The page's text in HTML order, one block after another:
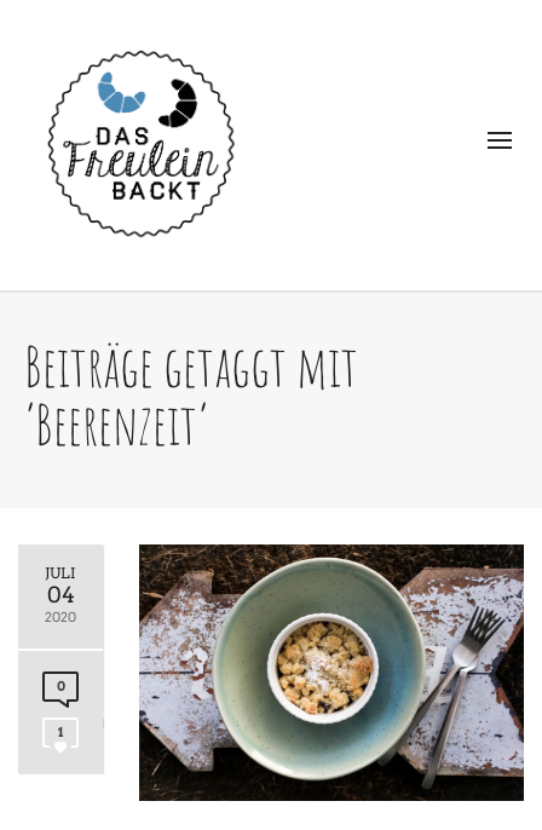
Beiträge getaggt mit
‘Beerenzeit’
JULI
04
2020
0
1